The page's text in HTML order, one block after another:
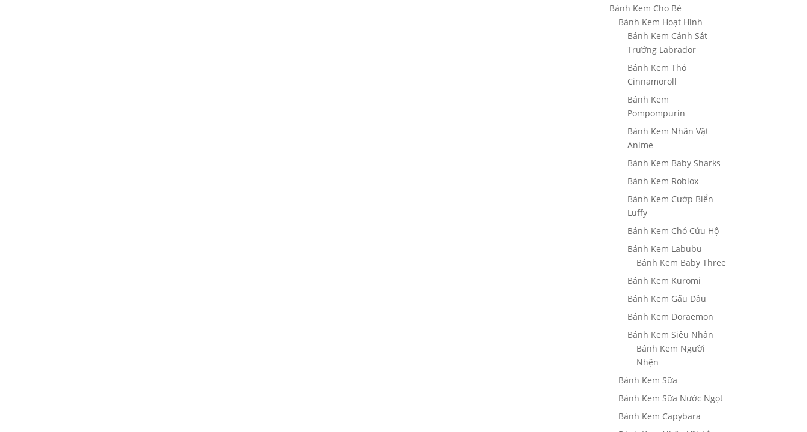
Bánh Kem Cho Bé
Bánh Kem Hoạt Hình
Bánh Kem Cảnh Sát
Trưởng Labrador
Bánh Kem Thỏ
Cinnamoroll
Bánh Kem
Pompompurin
Bánh Kem Nhân Vật
Anime
Bánh Kem Baby Sharks
Bánh Kem Roblox
Bánh Kem Cướp Biển
Luffy
Bánh Kem Chó Cứu Hộ
Bánh Kem Labubu
Bánh Kem Baby Three
Bánh Kem Kuromi
Bánh Kem Gấu Dâu
Bánh Kem Doraemon
Bánh Kem Siêu Nhân
Bánh Kem Người
Nhện
Bánh Kem Sữa
Bánh Kem Sữa Nước Ngọt
Bánh Kem Capybara